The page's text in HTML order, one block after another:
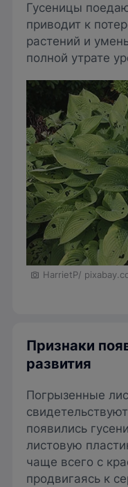
Гусеницы
приводит к
растений и
полной утрате
HarrietP/
Признаки
развития
Погрызенные
появились
листовую
чаще всего с
продвигаясь к